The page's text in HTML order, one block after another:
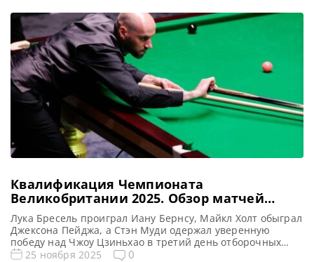
триумфально вернулся в Барбикан, одержав
убедительную победу со счетом 6-1 над Ианом Бернсом в
Судный день. Шотландский снукерист […]
Квалификация Чемпионата
Великобритании 2025. Обзор матчей
третьего дня
Лука Бресель проиграл Иану Бернсу, Майкл Холт обыграл
Джексона Пейджа, а Стэн Муди одержал уверенную
победу над Чжоу Цзиньхао в третий день отборочных
матчей Чемпионата Великобритании по снукеру,
25 ноября 2025 0